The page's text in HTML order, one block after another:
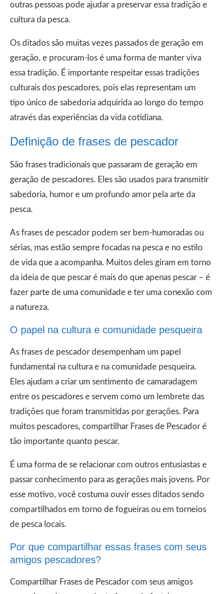
outras pessoas pode ajudar a preservar essa tradição e
cultura da pesca.
Os ditados são muitas vezes passados de geração em
geração, e procuram-los é uma forma de manter viva
essa tradição. É importante respeitar essas tradições
culturais dos pescadores, pois elas representam um
tipo único de sabedoria adquirida ao longo do tempo
através das experiências da vida cotidiana.
Definição de frases de pescador
São frases tradicionais que passaram de geração em
geração de pescadores. Eles são usados para transmitir
sabedoria, humor e um profundo amor pela arte da
pesca.
As frases de pescador podem ser bem-humoradas ou
sérias, mas estão sempre focadas na pesca e no estilo
de vida que a acompanha. Muitos deles giram em torno
da ideia de que pescar é mais do que apenas pescar – é
fazer parte de uma comunidade e ter uma conexão com
a natureza.
O papel na cultura e comunidade pesqueira
As frases de pescador desempenham um papel
fundamental na cultura e na comunidade pesqueira.
Eles ajudam a criar um sentimento de camaradagem
entre os pescadores e servem como um lembrete das
tradições que foram transmitidas por gerações. Para
muitos pescadores, compartilhar Frases de Pescador é
tão importante quanto pescar.
É uma forma de se relacionar com outros entusiastas e
passar conhecimento para as gerações mais jovens. Por
esse motivo, você costuma ouvir esses ditados sendo
compartilhados em torno de fogueiras ou em torneios
de pesca locais.
Por que compartilhar essas frases com seus
amigos pescadores?
Compartilhar Frases de Pescador com seus amigos